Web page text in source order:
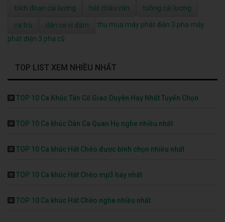
trích đoạn cải lương hát chầu văn tuồng cải lương
ca trù dân ca ví dặm thu mua máy phát điện 3 pha máy
phát điện 3 pha cũ
TOP LIST XEM NHIỀU NHẤT
TOP 10 Ca Khúc Tân Cổ Giao Duyên Hay Nhất Tuyển Chọn
TOP 10 Ca khúc Dân Ca Quan Họ nghe nhiều nhất
TOP 10 Ca khúc Hát Chèo được bình chọn nhiều nhất
TOP 10 Ca khúc Hát Chèo mp3 hay nhất
TOP 10 Ca khúc Hát Chèo nghe nhiều nhất